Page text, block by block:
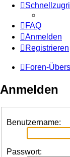
FAQ
Anmelden
Registrieren
Foren-
Anmelden
Benutzername:
Passwort: